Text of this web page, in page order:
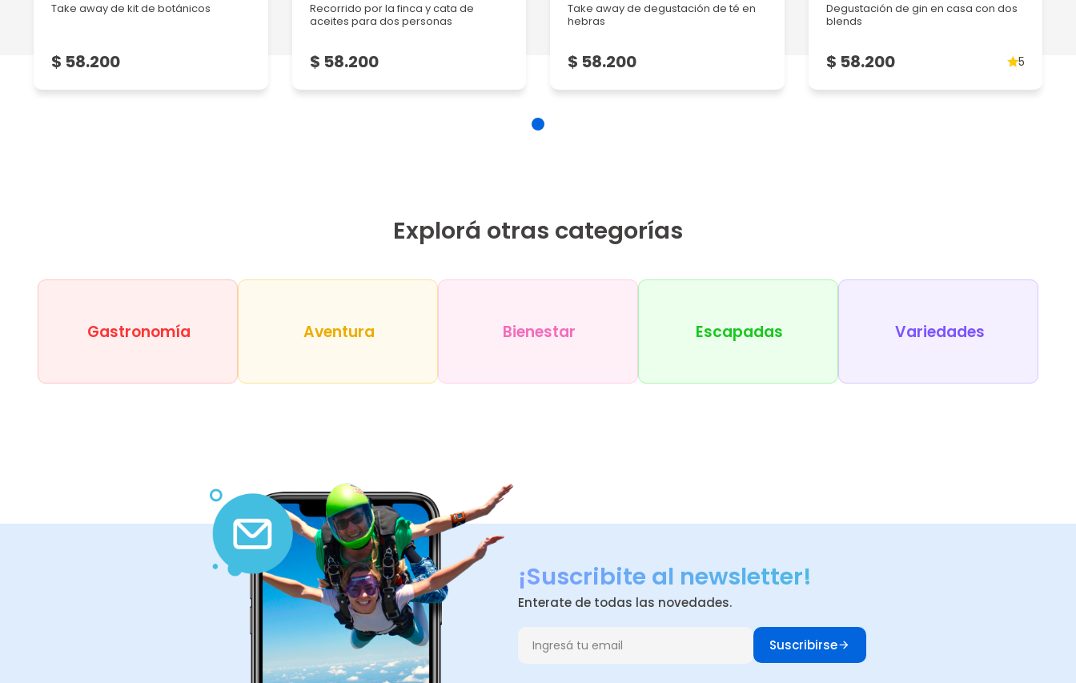
Take away de kit de botánicos
$ 58.200
Recorrido por la finca y cata de
aceites para dos personas
$ 58.200
Take away de degustación de té en
hebras
$ 58.200
Degustación de gin en casa con dos
blends
$ 58.200 5
Explorá otras categorías
Gastronomía Aventura Bienestar Escapadas Variedades
¡Suscribite al newsletter!
Enterate de todas las novedades.
Suscribirse